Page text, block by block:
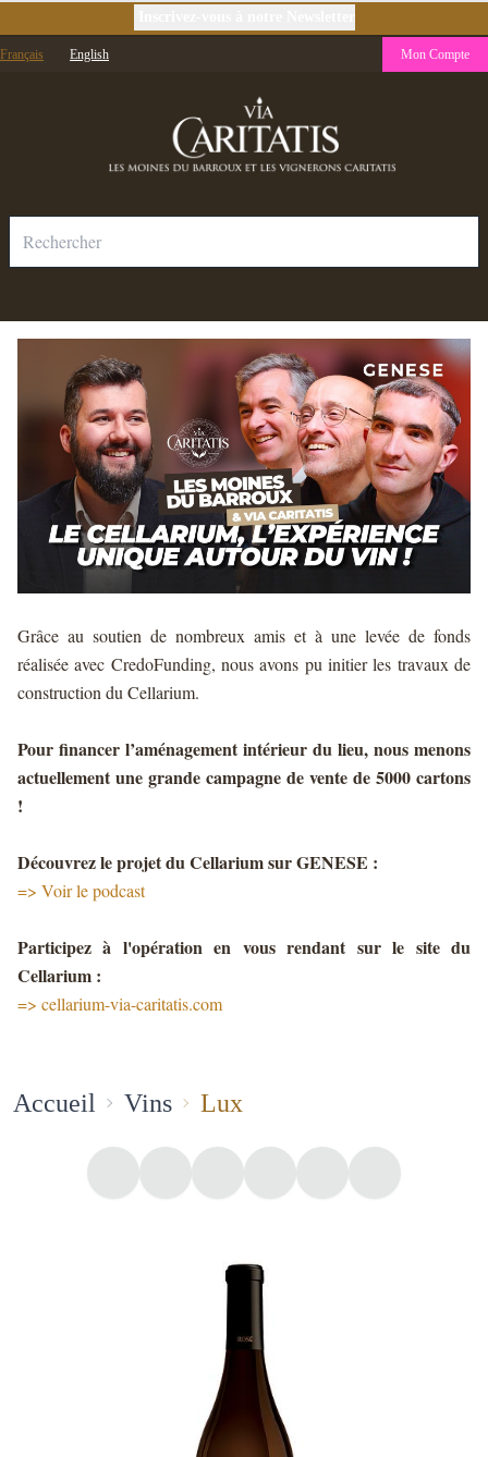
Français English Mon Compte
Grâce au soutien de nombreux amis et à une levée de fonds
réalisée avec CredoFunding, nous avons pu initier les travaux de
construction du Cellarium.
Pour financer l’aménagement intérieur du lieu, nous menons
actuellement une grande campagne de vente de 5000 cartons
!
Découvrez le projet du Cellarium sur GENESE :
=> Voir le podcast
Participez à l'opération en vous rendant sur le site du
Cellarium :
=> cellarium-via-caritatis.com
Accueil Vins Lux